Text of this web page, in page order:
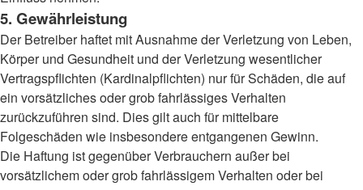
5. Gewährleistung
Der Betreiber haftet mit Ausnahme der Verletzung von Leben,
Körper und Gesundheit und der Verletzung wesentlicher
Vertragspflichten (Kardinalpflichten) nur für Schäden, die auf
ein vorsätzliches oder grob fahrlässiges Verhalten
zurückzuführen sind. Dies gilt auch für mittelbare
Folgeschäden wie insbesondere entgangenen Gewinn.
Die Haftung ist gegenüber Verbrauchern außer bei
vorsätzlichem oder grob fahrlässigem Verhalten oder bei